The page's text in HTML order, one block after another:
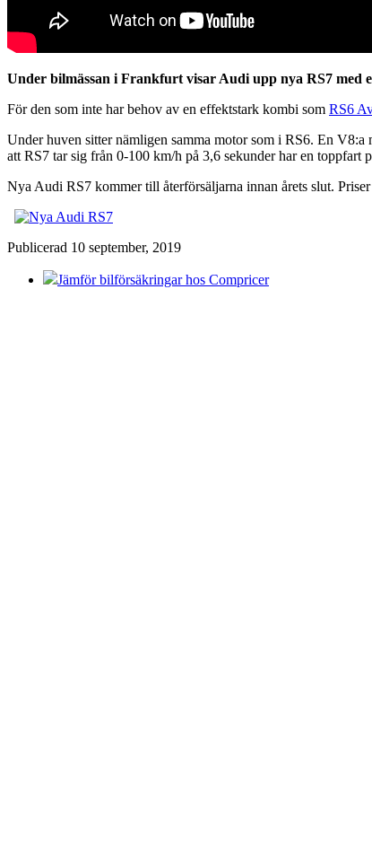
Under bilmässan i Frankfurt visar Audi upp nya RS7 med
För den som inte har behov av en effektstark kombi som RS6
Under huven sitter nämligen samma motor som i RS6. En
att RS7 tar sig från 0-100 km/h på 3,6 sekunder har en
Nya Audi RS7 kommer till återförsäljarna innan årets slut.
Publicerad 10 september, 2019
Jämför bilförsäkringar hos Compricer